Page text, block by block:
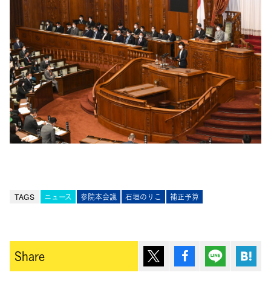
TAGS ニュース 参院本会議 石垣のりこ 補正予算
Share ポスト シェア Lineで送